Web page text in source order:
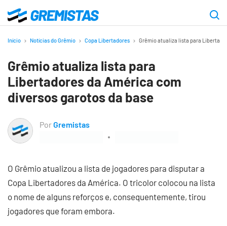
para
principal
Gremistas
Início Notícias do Grêmio Copa Libertadores Grêmio atualiza lista para
Grêmio atualiza lista para
Libertadores da América com
diversos garotos da base
PorGremistas
O Grêmio atualizou a lista de jogadores para disputar a
Copa Libertadores da América. O tricolor colocou na lista
o nome de alguns reforços e, consequentemente, tirou
jogadores que foram embora.